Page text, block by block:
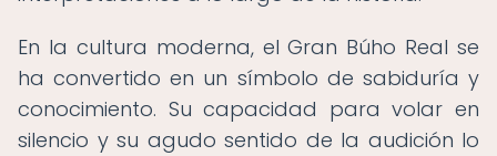
En la cultura moderna, el Gran Búho Real se
ha convertido en un símbolo de sabiduría y
conocimiento. Su capacidad para volar en
silencio y su agudo sentido de la audición lo